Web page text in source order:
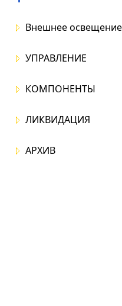
Внешнее освещение
УПРАВЛЕНИЕ
КОМПОНЕНТЫ
ЛИКВИДАЦИЯ
АРХИВ